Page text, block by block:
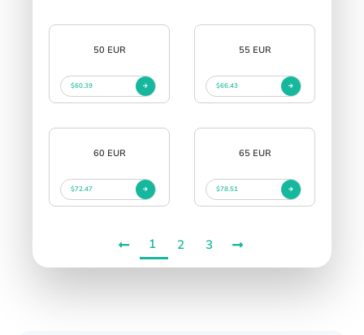
50 EUR
$60.39
55 EUR
$66.43
60 EUR
$72.47
65 EUR
$78.51
1 2 3